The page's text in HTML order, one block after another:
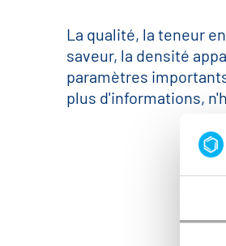
La qualité, la teneur
saveur, la densité
paramètres
plus d'informations,